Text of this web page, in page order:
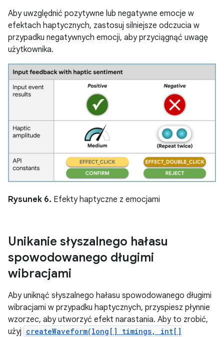
Aby uwzględnić pozytywne lub negatywne emocje w
efektach haptycznych, zastosuj silniejsze odczucia w
przypadku negatywnych emocji, aby przyciągnąć uwagę
użytkownika.
Rysunek 6. Efekty haptyczne z emocjami
Unikanie słyszalnego hałasu
spowodowanego długimi
wibracjami
Aby uniknąć słyszalnego hałasu spowodowanego długimi
wibracjami w przypadku haptycznych, przyspiesz płynnie
wzorzec, aby utworzyć efekt narastania. Aby to zrobić,
użyj createWaveform(long[] timings, int[]